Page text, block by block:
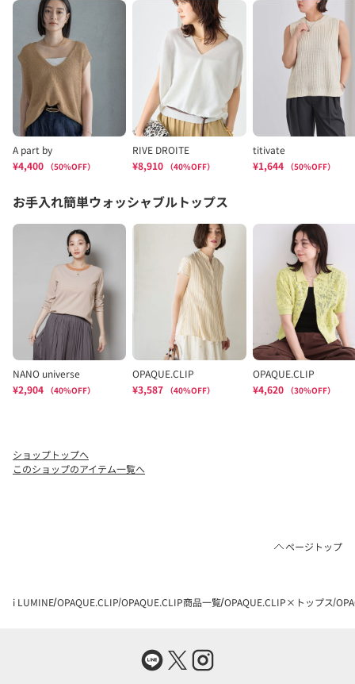
ショップトップへ
このショップのアイテム一覧へ
ページトップ
i LUMINE OPAQUE.CLIP OPAQUE.CLIP商品一覧 OPAQUE.CLIP×トップス